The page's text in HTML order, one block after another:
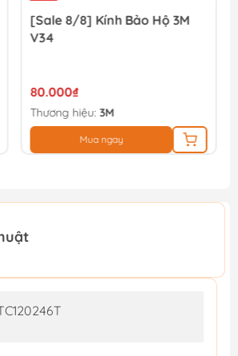
[Sale 8/8] Kính Bảo Hộ 3M
V34
80.000₫
Thương hiệu: 3M
Mua ngay